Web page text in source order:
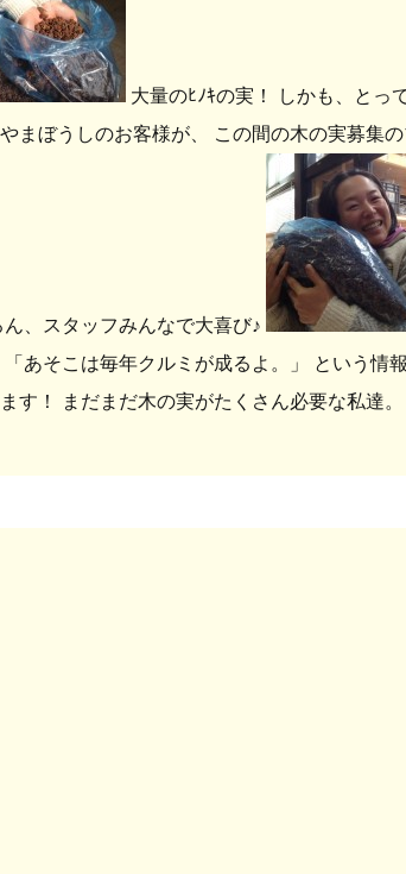
大量のﾋﾉｷの実！ しかも、とっ
まぼうしのお客様が、 この間の木の実募集
、スタッフみんなで大喜び♪
あそこは毎年クルミが成るよ。」 という情
す！ まだまだ木の実がたくさん必要な私達